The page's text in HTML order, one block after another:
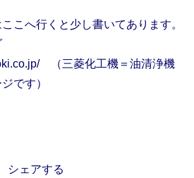
こへ行くと少し書いてあります。
（三菱化工機＝油清浄機
です）
シェアする